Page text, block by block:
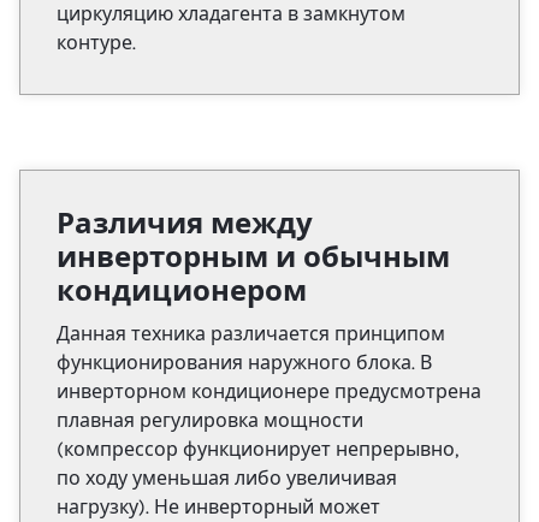
циркуляцию хладагента в замкнутом
контуре.
Различия между
инверторным и обычным
кондиционером
Данная техника различается принципом
функционирования наружного блока. В
инверторном кондиционере предусмотрена
плавная регулировка мощности
(компрессор функционирует непрерывно,
по ходу уменьшая либо увеличивая
нагрузку). Не инверторный может